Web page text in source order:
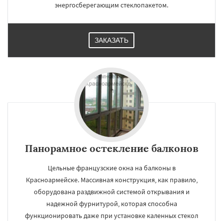
энергосберегающим стеклопакетом.
ЗАКАЗАТЬ
Панорамное остекление балконов
Цельные французские окна на балконы в
Красноармейске. Массивная конструкция, как правило,
оборудована раздвижной системой открывания и
надежной фурнитурой, которая способна
функционировать даже при установке каленных стекол